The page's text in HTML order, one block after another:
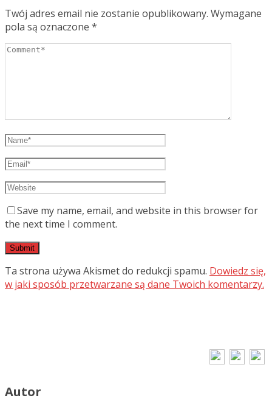
Twój adres email nie zostanie opublikowany. Wymagane
pola są oznaczone *
Save my name, email, and website in this browser for
the next time I comment.
Ta strona używa Akismet do redukcji spamu. Dowiedz się,
w jaki sposób przetwarzane są dane Twoich komentarzy.
Autor